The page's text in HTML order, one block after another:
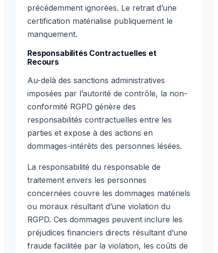
précédemment ignorées. Le retrait d’une
certification matérialise publiquement le
manquement.
Responsabilités Contractuelles et
Recours
Au-delà des sanctions administratives
imposées par l’autorité de contrôle, la non-
conformité RGPD génère des
responsabilités contractuelles entre les
parties et expose à des actions en
dommages-intérêts des personnes lésées.
La responsabilité du responsable de
traitement envers les personnes
concernées couvre les dommages matériels
ou moraux résultant d’une violation du
RGPD. Ces dommages peuvent inclure les
préjudices financiers directs résultant d’une
fraude facilitée par la violation, les coûts de